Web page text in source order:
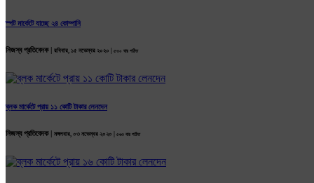
স্পট মার্কেটে যাচ্ছে ২৪ কোম্পানি
নিজস্ব প্রতিবেদক | রবিবার, ১৫ নভেম্বর ২০২০ | ৫৩০ বার পঠিত
ব্লক মার্কেটে প্রায় ১১ কোটি টাকার লেনদেন
নিজস্ব প্রতিবেদক | মঙ্গলবার, ০৩ নভেম্বর ২০২০ | ৫৬৩ বার পঠিত